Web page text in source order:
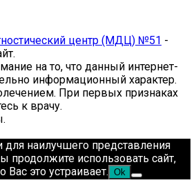
центр (МДЦ) №51 -
на то, что данный интернет-
информационный характер.
При первых признаках
к врачу.
наилучшего представления
продолжите использовать сайт,
Вас это устраивает. Ok